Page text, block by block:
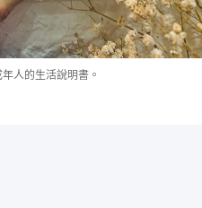
人的生活說明書。